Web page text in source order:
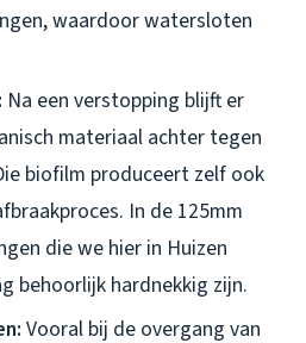
waardoor watersloten
Na een verstopping blijft er
materiaal achter tegen
biofilm produceert zelf ook
In de 125mm
die we hier in Huizen
behoorlijk hardnekkig zijn.
Vooral bij de overgang van